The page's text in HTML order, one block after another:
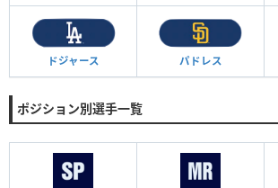
ドジャース パドレス
ポジション別選手一覧